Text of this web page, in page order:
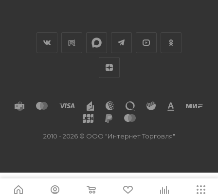
2010 - 2026 © ООО "Интернет Торговля"